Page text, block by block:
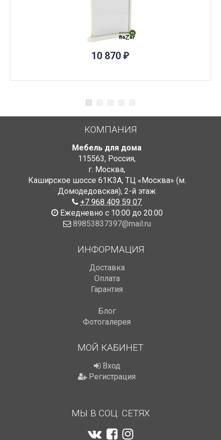
10 870 ₽
КОМПАНИЯ
Мебель для дома
115563, Россия,
г. Москва,
Каширское шоссе 61К3А, ТЦ «Москва» (м.
Домодедовская), 2-й этаж
+7 968 409 59 07
Ежедневно с 10:00 до 20:00
89853837397@mail.ru
ИНФОРМАЦИЯ
Доставка
Оплата
Гарантия
Блог
Фотогалерея
МОЙ КАБИНЕТ
Вход
Регистрация
МЫ В СОЦ. СЕТЯХ